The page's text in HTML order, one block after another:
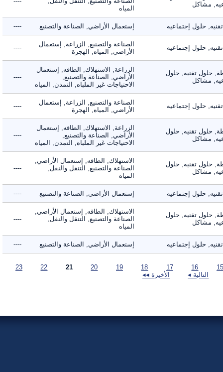
مشاكل
المياه
حلول إجتماعيه إستعمال الأراضي, الصناعة والتصنيع ----
حلول إجتماعيه
الصناعة والتصنيع, الزراعة, إستعمال
الأراضي, المياه, الهجرة
----
حلول تقنيه, حلول
مشاكل
الزراعة, الاستهلاك, الطاقه, إستعمال
الأراضي, الصناعة والتصنيع,
الاحتياجات غير الملباه, التمدن, المياه
----
حلول إجتماعيه
الصناعة والتصنيع, الزراعة, إستعمال
الأراضي, المياه, الهجرة
----
حلول تقنيه, حلول
مشاكل
الزراعة, الاستهلاك, الطاقه, إستعمال
الأراضي, الصناعة والتصنيع,
الاحتياجات غير الملباه, التمدن, المياه
----
حلول تقنيه, حلول
مشاكل
الاستهلاك, الطاقه, إستعمال الأراضي,
الصناعة والتصنيع, التنقل والنقل,
المياه
----
حلول إجتماعيه إستعمال الأراضي, الصناعة والتصنيع ----
حلول تقنيه, حلول
مشاكل
الاستهلاك, الطاقه, إستعمال الأراضي,
الصناعة والتصنيع, التنقل والنقل,
المياه
----
حلول إجتماعيه إستعمال الأراضي, الصناعة والتصنيع ----
التالية ◂
الأخيرة ◂◂